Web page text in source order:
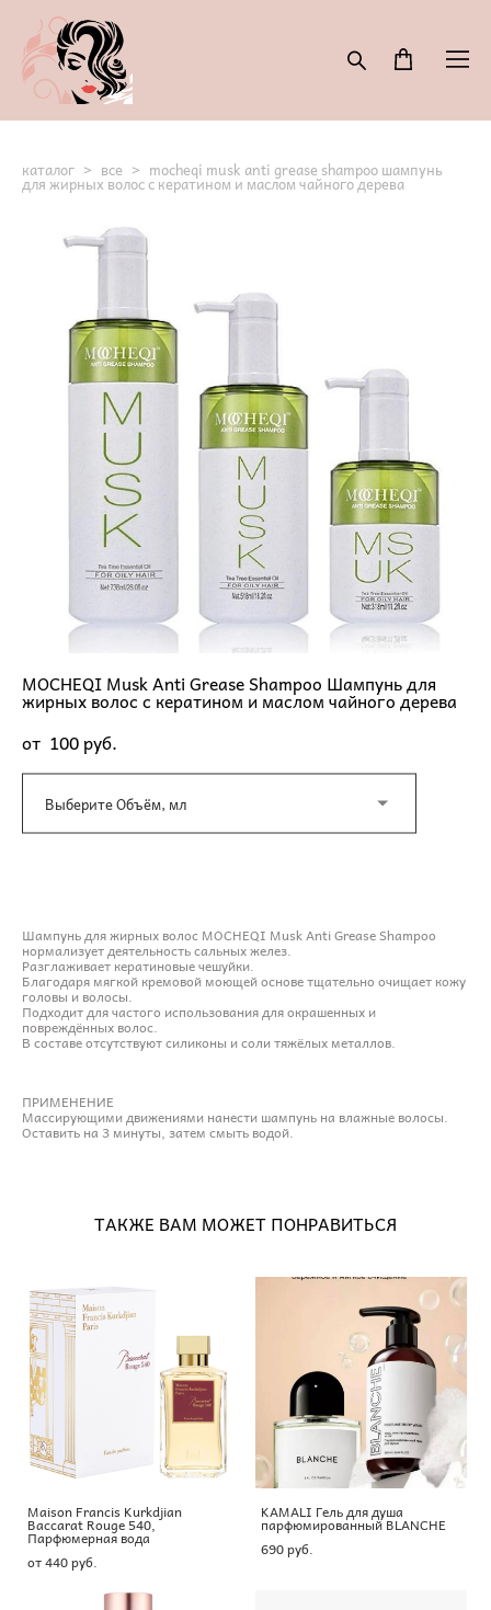
каталог > все > mocheqi musk anti grease shampoo шампунь
для жирных волос с кератином и маслом чайного дерева
MOCHEQI Musk Anti Grease Shampoo Шампунь для
жирных волос с кератином и маслом чайного дерева
от 100 pуб.
Выберите Объём, мл
Шампунь для жирных волос MOCHEQI Musk Anti Grease Shampoo
нормализует деятельность сальных желез.
Разглаживает кератиновые чешуйки.
Благодаря мягкой кремовой моющей основе тщательно очищает кожу
головы и волосы.
Подходит для частого использования для окрашенных и
повреждённых волос.
В составе отсутствуют силиконы и соли тяжёлых металлов.
ПРИМЕНЕНИЕ
Массирующими движениями нанести шампунь на влажные волосы.
Оставить на 3 минуты, затем смыть водой.
ТАКЖЕ ВАМ МОЖЕТ ПОНРАВИТЬСЯ
Maison Francis Kurkdjian
Baccarat Rouge 540,
Парфюмерная вода
от 440 pуб.
KAMALI Гель для душа
парфюмированный BLANCHE
690 pуб.